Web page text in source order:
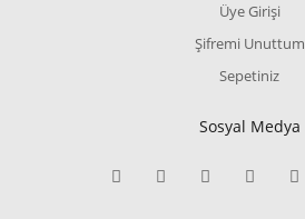
Üye Girişi
Şifremi Unuttum
Sepetiniz
Sosyal Medya